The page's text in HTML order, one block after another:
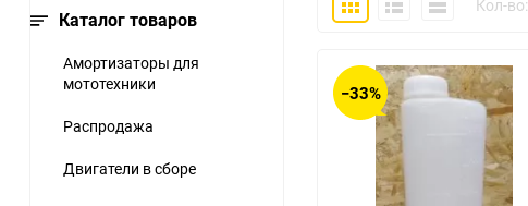
Каталог товаров
Амортизаторы для
мототехники
Распродажа
Двигатели в сборе
Кол-во:
30
60
90
150
−33%